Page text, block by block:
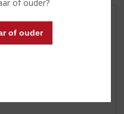
of ouder?
of ouder